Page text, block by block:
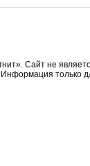
Сайт не
только